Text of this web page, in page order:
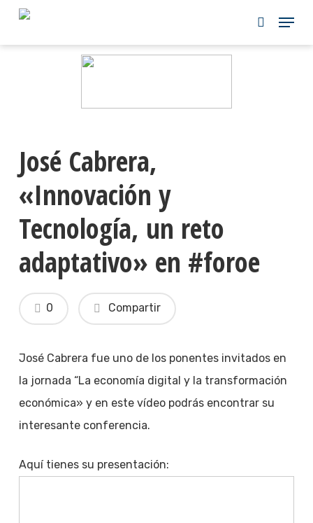
Skip
José Cabrera,
«Innovación y
Tecnología, un reto
adaptativo» en #foroe
Compartir
0
José Cabrera fue uno de los ponentes invitados en
la jornada “La economía digital y la transformación
económica» y en este vídeo podrás encontrar su
interesante conferencia.
Aquí tienes su presentación: